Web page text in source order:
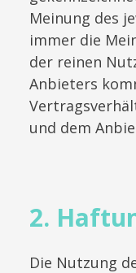
Meinung des
immer die
der reinen
Anbieters
und dem
2.
Die Nutzung